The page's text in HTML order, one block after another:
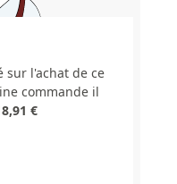
sur l'achat de ce
commande il
€